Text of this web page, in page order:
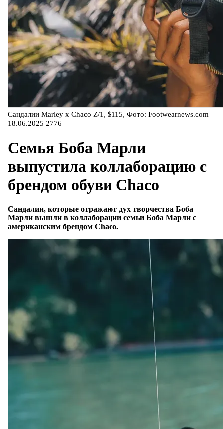
Сандалии Marley x Chaco Z/1, $115, Фото: Footwearnews.com
18.06.2025 2776
Семья Боба Марли
выпустила коллаборацию с
брендом обуви Chaco
Сандалии, которые отражают дух творчества Боба
Марли вышли в коллаборации семьи Боба Марли с
американским брендом Chaco.